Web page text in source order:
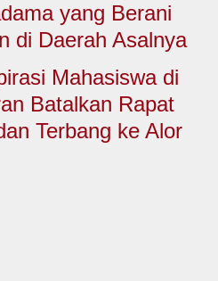
TNI & POLRI
yang Berani
di Daerah Asalnya
Mahasiswa di
Batalkan Rapat
Terbang ke Alor